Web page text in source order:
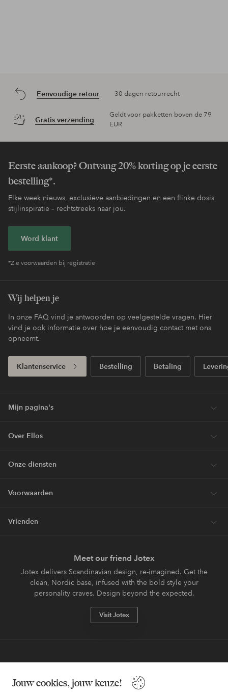
Jouw cookies, jouw keuze!
Eenvoudige retour 30 dagen retourrecht
Gratis verzending
Geldt voor pakketten boven de 79
EUR
Eerste aankoop? Ontvang 20% korting op je eerste
bestelling*.
Elke week nieuws, exclusieve aanbiedingen en een flinke dosis
stijlinspiratie – rechtstreeks naar jou.
Word klant
*Zie voorwaarden bij registratie
Wij helpen je
In onze FAQ vind je antwoorden op veelgestelde vragen. Hier
vind je ook informatie over hoe je eenvoudig contact met ons
opneemt.
Klantenservice Bestelling Betaling
Mijn pagina's
Over Ellos
Onze diensten
Voorwaarden
Vrienden
Meet our friend Jotex
Jotex delivers Scandinavian design, re-imagined. Get the
clean, Nordic base, infused with the bold style your
personality craves. Design beyond the expected.
Visit Jotex
Wil je meer weten over
onze betaalopties